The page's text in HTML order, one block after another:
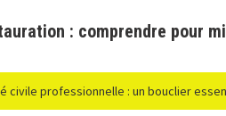
: comprendre pour
civile professionnelle : un bouclier